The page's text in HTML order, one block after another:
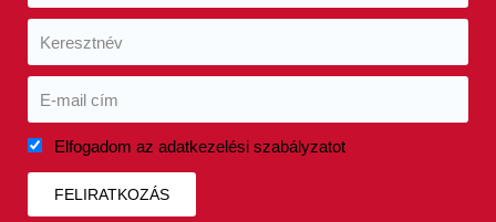
Elfogadom az adatkezelési szabályzatot
FELIRATKOZÁS